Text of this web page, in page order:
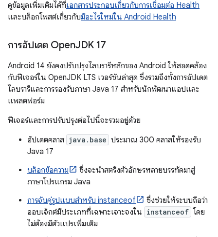
ดูข้อมูลเพิ่มเติมได้ที่เอกสารประกอบเกี่ยวกับการเชื่อมต่อ Health
และบล็อกโพสต์เกี่ยวกับมีอะไรใหม่ใน Android Health
การอัปเดต OpenJDK 17
Android 14 ยังคงปรับปรุงไลบรารีหลักของ Android ให้สอดคล้อง
กับฟีเจอร์ใน OpenJDK LTS เวอร์ชันล่าสุด ซึ่งรวมถึงทั้งการอัปเดต
ไลบรารีและการรองรับภาษา Java 17 สําหรับนักพัฒนาแอปและ
แพลตฟอร์ม
ฟีเจอร์และการปรับปรุงต่อไปนี้จะรวมอยู่ด้วย
อัปเดตคลาส java.base ประมาณ 300 คลาสให้รองรับ
Java 17
บล็อกข้อความ
ซึ่งจะนําสตริงตัวอักษรหลายบรรทัดมาสู่
ภาษาโปรแกรม Java
การจับคู่รูปแบบสำหรับ instanceof
ซึ่งช่วยให้ระบบถือว่า
ออบเจ็กต์มีประเภทที่เฉพาะเจาะจงใน instanceof โดย
ไม่ต้องมีตัวแปรเพิ่มเติม